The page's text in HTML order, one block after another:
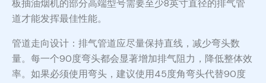
板抽油烟机的部分高端型号需要至少8英寸直径的排气管
道才能发挥最佳性能。
管道走向设计：排气管道应尽量保持直线，减少弯头数
量。每一个90度弯头都会显著增加排气阻力，降低整体效
率。如果必须使用弯头，建议使用45度角弯头代替90度